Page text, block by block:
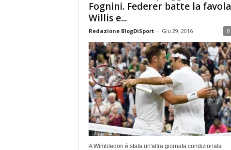
Fognini. Federer batte la favola
Willis e...
Redazione BlogDiSport - Giu 29, 2016 0
A Wimbledon è stata un'altra giornata condizionata